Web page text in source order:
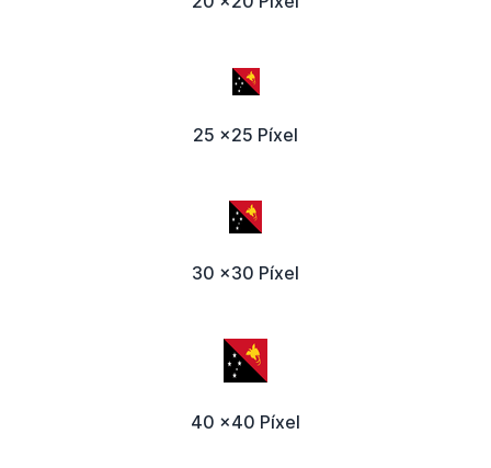
25 x25 Píxel
30 x30 Píxel
40 x40 Píxel